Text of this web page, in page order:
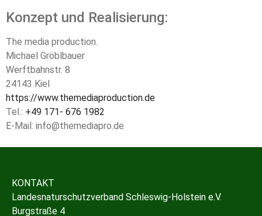
Konzept und Realisierung:
The media production.
Michael Gröblbauer
Werftbahnstr. 8
24143 Kiel
https://www.themediaproduction.de
Tel.: +49 171- 676 1982
E-Mail: info@themediapro.de
KONTAKT
Landesnaturschutzverband Schleswig-Holstein e.V.
Burgstraße 4